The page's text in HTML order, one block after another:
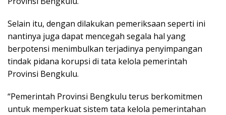
Selain itu, dengan dilakukan pemeriksaan seperti ini
nantinya juga dapat mencegah segala hal yang
berpotensi menimbulkan terjadinya penyimpangan
tindak pidana korupsi di tata kelola pemerintah
Provinsi Bengkulu.
“Pemerintah Provinsi Bengkulu terus berkomitmen
untuk memperkuat sistem tata kelola pemerintahan